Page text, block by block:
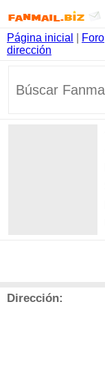
Página inicial Foro
dirección
Dirección: